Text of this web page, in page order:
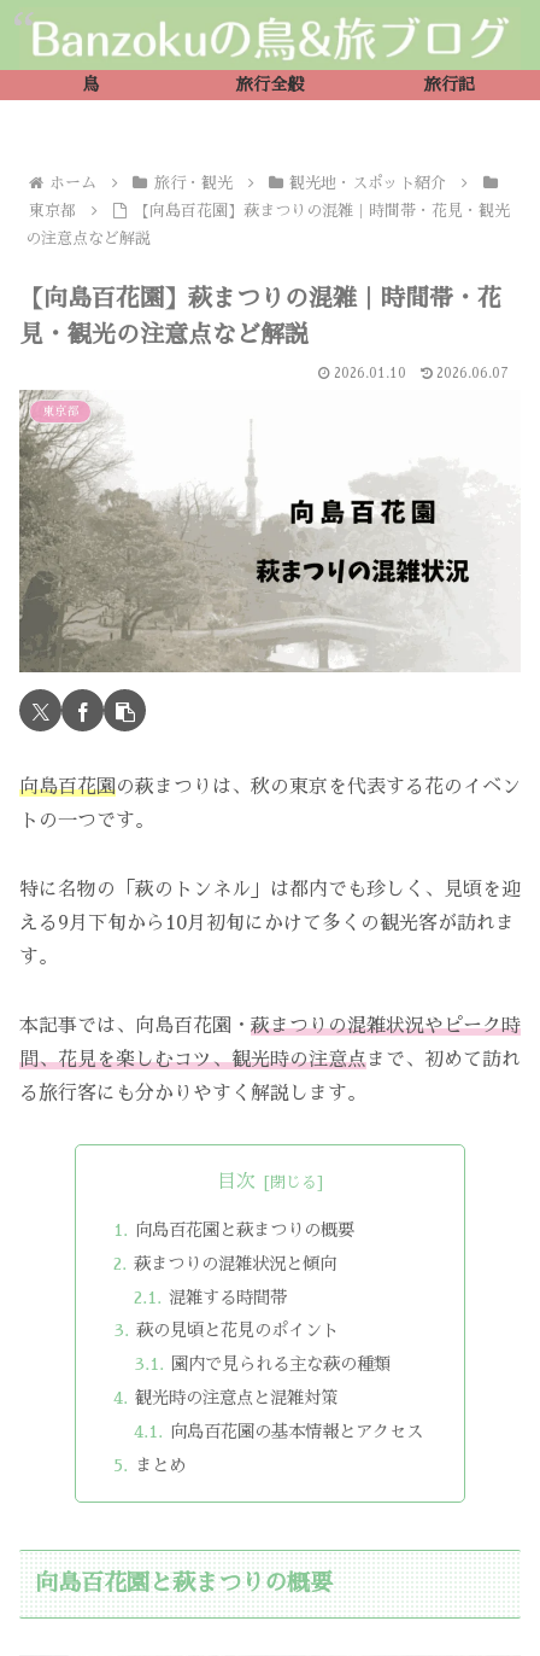
鳥 旅行全般 旅行記
ホーム 旅行・観光
観光地・スポット紹介
東京都
【向島百花園】萩まつりの混雑｜時間帯・花見・観光
の注意点など解説
【向島百花園】萩まつりの混雑｜時間帯・花
見・観光の注意点など解説
2026.01.10 2026.06.07
東京都
向島百花園の萩まつりは、秋の東京を代表する花のイベン
トの一つです。
特に名物の「萩のトンネル」は都内でも珍しく、見頃を迎
える9月下旬から10月初旬にかけて多くの観光客が訪れま
す。
本記事では、向島百花園・ 萩まつりの混雑状況やピーク時
間、花見を楽しむコツ、観光時の注意点まで、初めて訪れ
る旅行客にも分かりやすく解説します。
目次
向島百花園と萩まつりの概要
萩まつりの混雑状況と傾向
混雑する時間帯
萩の見頃と花見のポイント
園内で見られる主な萩の種類
観光時の注意点と混雑対策
向島百花園の基本情報とアクセス
まとめ
向島百花園と萩まつりの概要